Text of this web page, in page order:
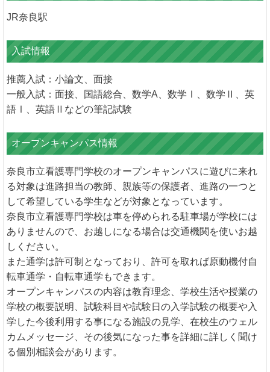
JR奈良駅
入試情報
推薦入試：小論文、面接
一般入試：面接、国語総合、数学A、数学Ⅰ、数学Ⅱ、英
語Ⅰ、英語Ⅱなどの筆記試験
オープンキャンパス情報
奈良市立看護専門学校のオープンキャンパスに遊びに来れ
る対象は進路担当の教師、親族等の保護者、進路の一つと
して希望している学生などが対象となっています。
奈良市立看護専門学校は車を停められる駐車場が学校には
ありませんので、お越しになる場合は交通機関を使いお越
しください。
また通学は許可制となっており、許可を取れば原動機付自
転車通学・自転車通学もできます。
オープンキャンパスの内容は教育理念、学校生活や授業の
学校の概要説明、試験科目や試験日の入学試験の概要や入
学した今後利用する事になる施設の見学、在校生のウェル
カムメッセージ、その後気になった事を詳細に詳しく聞け
る個別相談会があります。